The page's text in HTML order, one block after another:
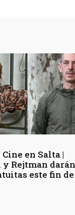
en Salta |
Rejtman darán
este fin de